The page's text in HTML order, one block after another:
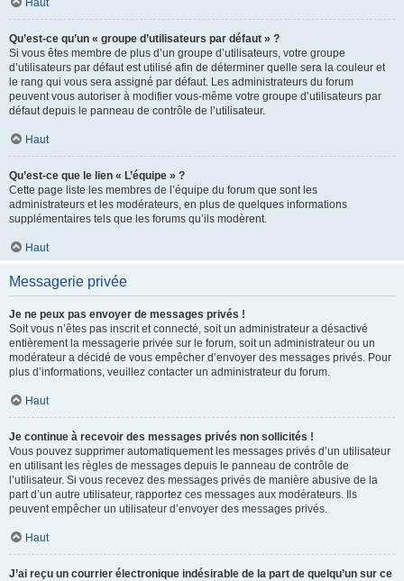
Haut
Qu’est-ce qu’un « groupe d’utilisateurs par défaut » ?
Si vous êtes membre de plus d’un groupe d’utilisateurs, votre groupe
d’utilisateurs par défaut est utilisé afin de déterminer quelle sera la couleur et
le rang qui vous sera assigné par défaut. Les administrateurs du forum
peuvent vous autoriser à modifier vous-même votre groupe d’utilisateurs par
défaut depuis le panneau de contrôle de l’utilisateur.
Haut
Qu’est-ce que le lien « L’équipe » ?
Cette page liste les membres de l’équipe du forum que sont les
administrateurs et les modérateurs, en plus de quelques informations
supplémentaires tels que les forums qu’ils modèrent.
Haut
Messagerie privée
Je ne peux pas envoyer de messages privés !
Soit vous n’êtes pas inscrit et connecté, soit un administrateur a désactivé
entièrement la messagerie privée sur le forum, soit un administrateur ou un
modérateur a décidé de vous empêcher d’envoyer des messages privés. Pour
plus d’informations, veuillez contacter un administrateur du forum.
Haut
Je continue à recevoir des messages privés non sollicités !
Vous pouvez supprimer automatiquement les messages privés d’un utilisateur
en utilisant les règles de messages depuis le panneau de contrôle de
l’utilisateur. Si vous recevez des messages privés de manière abusive de la
part d’un autre utilisateur, rapportez ces messages aux modérateurs. Ils
peuvent empêcher un utilisateur d’envoyer des messages privés.
Haut
J’ai reçu un courrier électronique indésirable de la part de quelqu’un sur ce